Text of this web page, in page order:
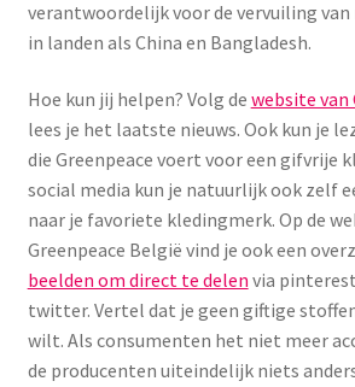
verantwoordelijk voor de vervuiling
in landen als China en Bangladesh.
Hoe kun jij helpen? Volg de website van
lees je het laatste nieuws. Ook kun je
die Greenpeace voert voor een gifvrije
social media kun je natuurlijk ook zelf
naar je favoriete kledingmerk. Op de
Greenpeace België vind je ook een
beelden om direct te delen via
twitter. Vertel dat je geen giftige
wilt. Als consumenten het niet meer
de producenten uiteindelijk niets